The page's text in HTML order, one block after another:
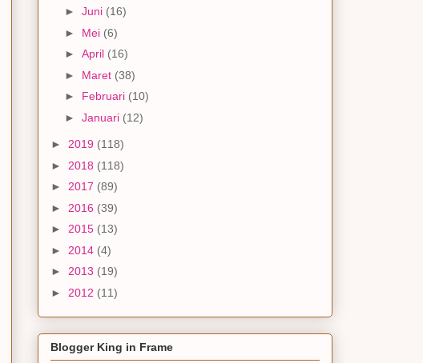
► Juni (16)
► Mei (6)
► April (16)
► Maret (38)
► Februari (10)
► Januari (12)
► 2019 (118)
► 2018 (118)
► 2017 (89)
► 2016 (39)
► 2015 (13)
► 2014 (4)
► 2013 (19)
► 2012 (11)
Blogger King in Frame